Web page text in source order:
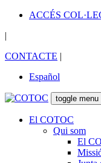
ACCÉS
|
CONTACTE |
Español
toggle menu
El COTOC
Qui som
El